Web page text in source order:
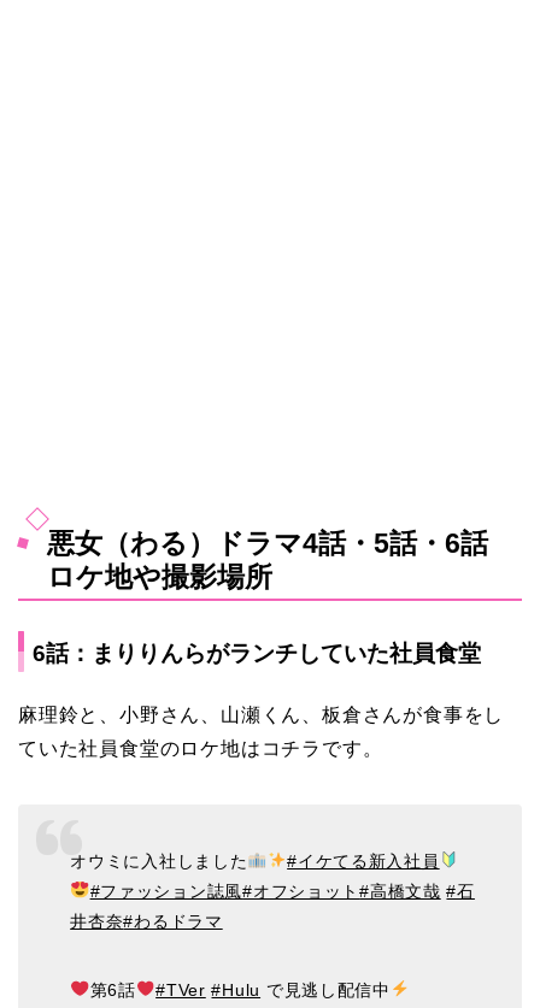
悪女（わる）ドラマ4話・5話・6話
ロケ地や撮影場所
6話：まりりんらがランチしていた社員食堂
麻理鈴と、小野さん、山瀬くん、板倉さんが食事をし
ていた社員食堂のロケ地はコチラです。
オウミに入社しました
#イケてる新入社員
#ファッション誌風#オフショット#高橋文哉 #石
井杏奈#わるドラマ
第6話 #TVer #Hulu で見逃し配信中